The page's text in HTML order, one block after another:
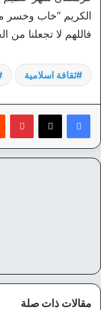
الكريم “خاب وخسر
فاللهم لا تجعلنا من
ثقافة اسلامية
بينتيريست
مقالات ذات صلة